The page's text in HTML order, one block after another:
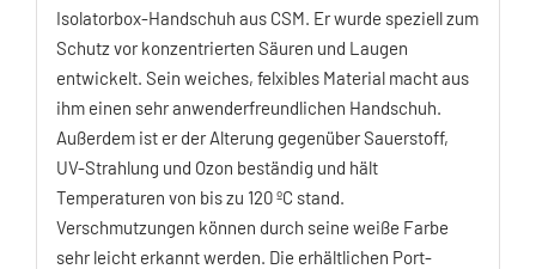
Isolatorbox-Handschuh aus CSM. Er wurde speziell zum
Schutz vor konzentrierten Säuren und Laugen
entwickelt. Sein weiches, felxibles Material macht aus
ihm einen sehr anwenderfreundlichen Handschuh.
Außerdem ist er der Alterung gegenüber Sauerstoff,
UV-Strahlung und Ozon beständig und hält
Temperaturen von bis zu 120 ºC stand.
Verschmutzungen können durch seine weiße Farbe
sehr leicht erkannt werden. Die erhältlichen Port-